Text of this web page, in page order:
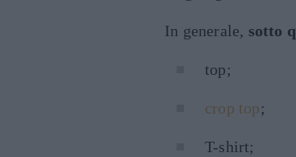
In generale, sotto
top;
crop top;
T-shirt;